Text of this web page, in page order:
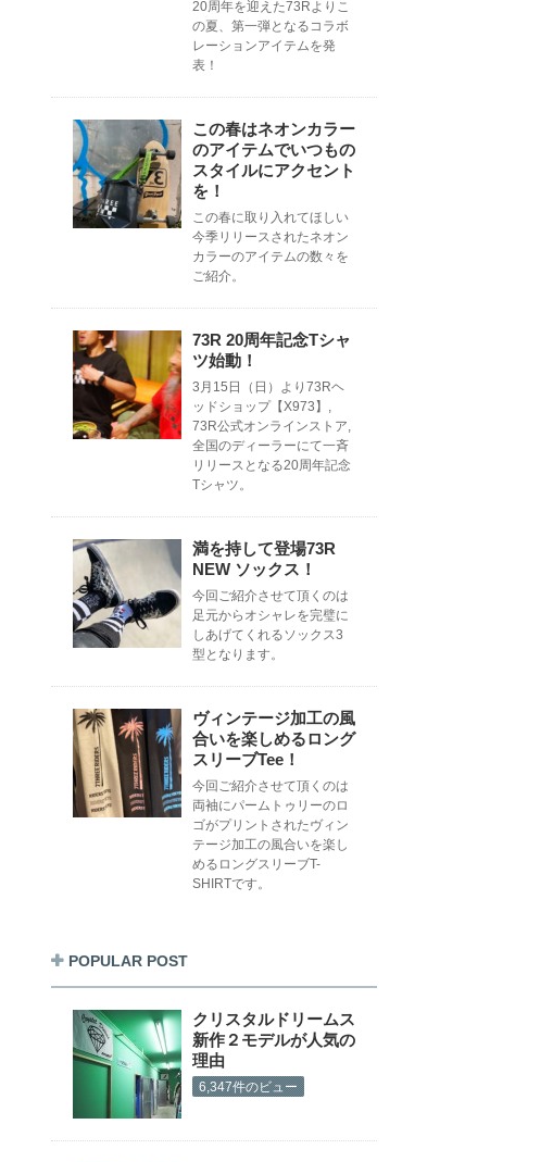
20周年を迎えた73Rよりこ
の夏、第一弾となるコラボ
レーションアイテムを発
表！
この春はネオンカラー
のアイテムでいつもの
スタイルにアクセント
を！
この春に取り入れてほしい
今季リリースされたネオン
カラーのアイテムの数々を
ご紹介。
73R 20周年記念Tシャ
ツ始動！
3月15日（日）より73Rヘ
ッドショップ【X973】,
73R公式オンラインストア,
全国のディーラーにて一斉
リリースとなる20周年記念
Tシャツ。
満を持して登場73R
NEW ソックス！
今回ご紹介させて頂くのは
足元からオシャレを完璧に
しあげてくれるソックス3
型となります。
ヴィンテージ加工の風
合いを楽しめるロング
スリーブTee！
今回ご紹介させて頂くのは
両袖にパームトゥリーのロ
ゴがプリントされたヴィン
テージ加工の風合いを楽し
めるロングスリーブT-
SHIRTです。
POPULAR POST
クリスタルドリームス
新作２モデルが人気の
理由
6,347件のビュー